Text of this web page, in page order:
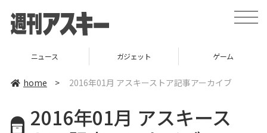
toggle
ニュース ガジェット ゲーム
home > 2016年01月 アスキーストア記事アーカイブ
2016年01月 アスキース